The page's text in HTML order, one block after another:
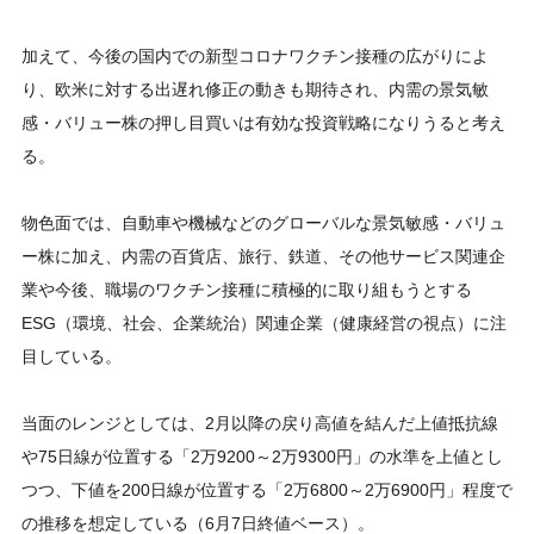
加えて、今後の国内での新型コロナワクチン接種の広がりによ
り、欧米に対する出遅れ修正の動きも期待され、内需の景気敏
感・バリュー株の押し目買いは有効な投資戦略になりうると考え
る。
物色面では、自動車や機械などのグローバルな景気敏感・バリュ
ー株に加え、内需の百貨店、旅行、鉄道、その他サービス関連企
業や今後、職場のワクチン接種に積極的に取り組もうとする
ESG（環境、社会、企業統治）関連企業（健康経営の視点）に注
目している。
当面のレンジとしては、2月以降の戻り高値を結んだ上値抵抗線
や75日線が位置する「2万9200～2万9300円」の水準を上値とし
つつ、下値を200日線が位置する「2万6800～2万6900円」程度で
の推移を想定している（6月7日終値ベース）。